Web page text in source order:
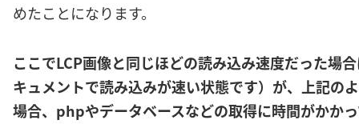
めたことになります。
ここでLCP画像と同じほどの読み込み速度だった場
キュメントで読み込みが速い状態です）が、上記の
場合、phpやデータベースなどの取得に時間がかか